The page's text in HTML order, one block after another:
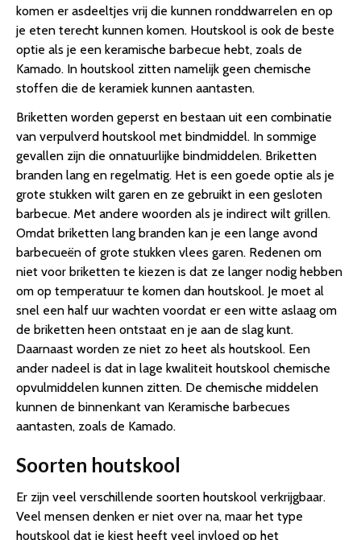
komen er asdeeltjes vrij die kunnen ronddwarrelen en op
je eten terecht kunnen komen. Houtskool is ook de beste
optie als je een keramische barbecue hebt, zoals de
Kamado. In houtskool zitten namelijk geen chemische
stoffen die de keramiek kunnen aantasten.
Briketten worden geperst en bestaan uit een combinatie
van verpulverd houtskool met bindmiddel. In sommige
gevallen zijn die onnatuurlijke bindmiddelen. Briketten
branden lang en regelmatig. Het is een goede optie als je
grote stukken wilt garen en ze gebruikt in een gesloten
barbecue. Met andere woorden als je indirect wilt grillen.
Omdat briketten lang branden kan je een lange avond
barbecueën of grote stukken vlees garen. Redenen om
niet voor briketten te kiezen is dat ze langer nodig hebben
om op temperatuur te komen dan houtskool. Je moet al
snel een half uur wachten voordat er een witte aslaag om
de briketten heen ontstaat en je aan de slag kunt.
Daarnaast worden ze niet zo heet als houtskool. Een
ander nadeel is dat in lage kwaliteit houtskool chemische
opvulmiddelen kunnen zitten. De chemische middelen
kunnen de binnenkant van Keramische barbecues
aantasten, zoals de Kamado.
Soorten houtskool
Er zijn veel verschillende soorten houtskool verkrijgbaar.
Veel mensen denken er niet over na, maar het type
houtskool dat je kiest heeft veel invloed op het